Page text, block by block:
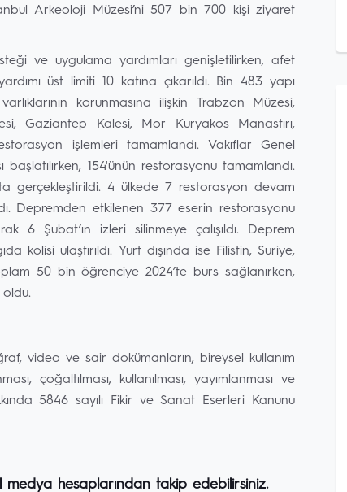
Arkeoloji Müzesi’ni 507 bin 700 kişi ziyaret
ve uygulama yardımları genişletilirken, afet
üst limiti 10 katına çıkarıldı. Bin 483 yapı
korunmasına ilişkin Trabzon Müzesi,
Gaziantep Kalesi, Mor Kuryakos Manastırı,
işlemleri tamamlandı. Vakıflar Genel
154'ünün restorasyonu tamamlandı.
gerçekleştirildi. 4 ülkede 7 restorasyon devam
Depremden etkilenen 377 eserin restorasyonu
6 Şubat’ın izleri silinmeye çalışıldı. Deprem
kolisi ulaştırıldı. Yurt dışında ise Filistin, Suriye,
50 bin öğrenciye 2024’te burs sağlanırken,
video ve sair dokümanların, bireysel kullanım
çoğaltılması, kullanılması, yayımlanması ve
5846 sayılı Fikir ve Sanat Eserleri Kanunu
medya hesaplarından takip edebilirsiniz.